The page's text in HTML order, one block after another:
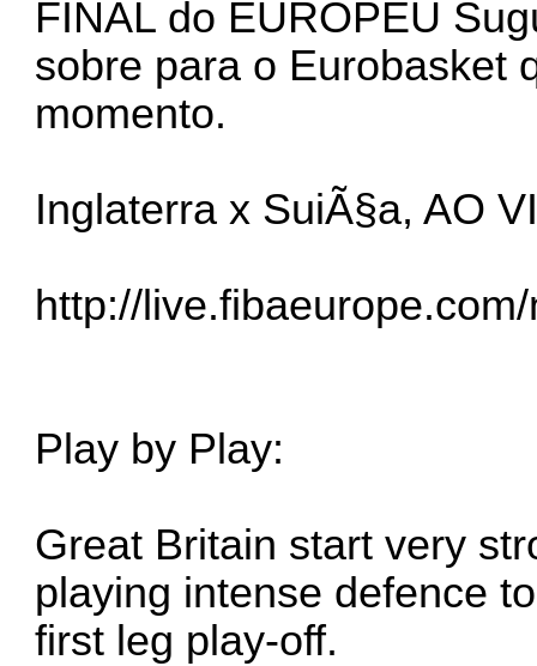
FINAL do EUROPEU
sobre para o Eurobasket
momento.
Inglaterra x SuiÃ§a, AO
http://
Play by Play:
Great Britain start very
playing intense defence
first leg play-off.